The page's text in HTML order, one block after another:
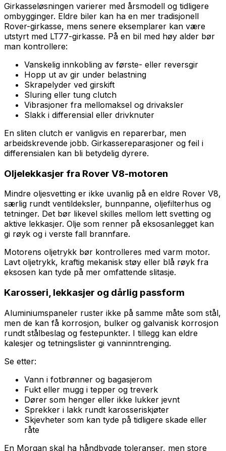
Girkasseløsningen varierer med årsmodell og tidligere
ombygginger. Eldre biler kan ha en mer tradisjonell
Rover-girkasse, mens senere eksemplarer kan være
utstyrt med LT77-girkasse. På en bil med høy alder bør
man kontrollere:
Vanskelig innkobling av første- eller reversgir
Hopp ut av gir under belastning
Skrapelyder ved girskift
Sluring eller tung clutch
Vibrasjoner fra mellomaksel og drivaksler
Slakk i differensial eller drivknuter
En sliten clutch er vanligvis en reparerbar, men
arbeidskrevende jobb. Girkassereparasjoner og feil i
differensialen kan bli betydelig dyrere.
Oljelekkasjer fra Rover V8-motoren
Mindre oljesvetting er ikke uvanlig på en eldre Rover V8,
særlig rundt ventildeksler, bunnpanne, oljefilterhus og
tetninger. Det bør likevel skilles mellom lett svetting og
aktive lekkasjer. Olje som renner på eksosanlegget kan
gi røyk og i verste fall brannfare.
Motorens oljetrykk bør kontrolleres med varm motor.
Lavt oljetrykk, kraftig mekanisk støy eller blå røyk fra
eksosen kan tyde på mer omfattende slitasje.
Karosseri, lekkasjer og dårlig passform
Aluminiumspaneler ruster ikke på samme måte som stål,
men de kan få korrosjon, bulker og galvanisk korrosjon
rundt stålbeslag og festepunkter. I tillegg kan eldre
kalesjer og tetningslister gi vanninntrenging.
Se etter:
Vann i fotbrønner og bagasjerom
Fukt eller mugg i tepper og treverk
Dører som henger eller ikke lukker jevnt
Sprekker i lakk rundt karosseriskjøter
Skjevheter som kan tyde på tidligere skade eller
råte
En Morgan skal ha håndbygde toleranser, men store